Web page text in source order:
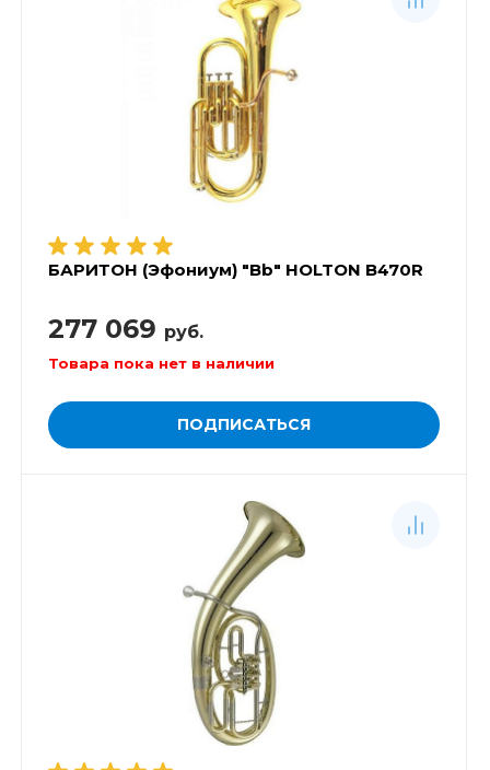
БАРИТОН (Эфониум) "Bb" HOLTON B470R
277 069 руб.
Товара пока нет в наличии
ПОДПИСАТЬСЯ